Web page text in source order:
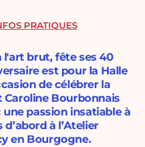
l'art brut, fête ses 40
est pour la Halle
de célébrer la
Caroline Bourbonnais
passion insatiable à
d’abord à l’Atelier
en Bourgogne.
PRATIQUES